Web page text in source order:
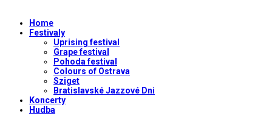
Home
Festivaly
Uprising festival
Grape festival
Pohoda festival
Colours of Ostrava
Sziget
Bratislavské Jazzové Dni
Koncerty
Hudba